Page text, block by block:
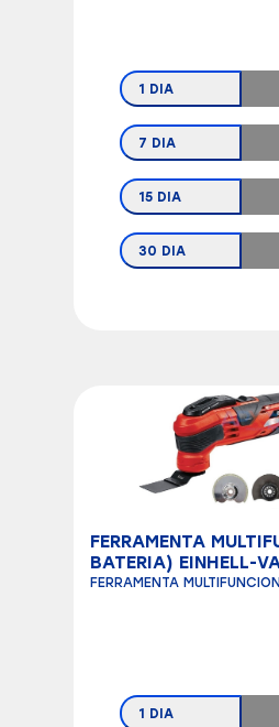
1 DIA
7 DIA
15 DIA
30 DIA
FERRAMENTA
BATERIA) EINHELL-
FERRAMENTA
1 DIA